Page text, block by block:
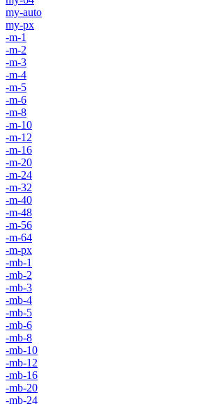
my-auto
my-px
-m-1
-m-2
-m-3
-m-4
-m-5
-m-6
-m-8
-m-10
-m-12
-m-16
-m-20
-m-24
-m-32
-m-40
-m-48
-m-56
-m-64
-m-px
-mb-1
-mb-2
-mb-3
-mb-4
-mb-5
-mb-6
-mb-8
-mb-10
-mb-12
-mb-16
-mb-20
-mb-24